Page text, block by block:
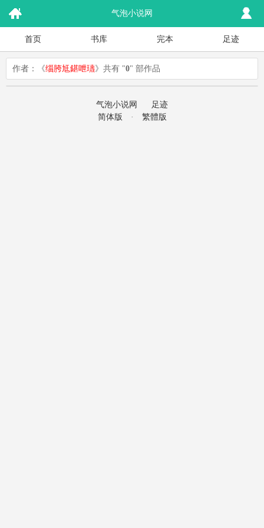
气泡小说网
首页 书库 完本 足迹
作者：《缁胯尪鍖呭瓙》共有 "0" 部作品
气泡小说网
足迹
简体版
· 繁體版